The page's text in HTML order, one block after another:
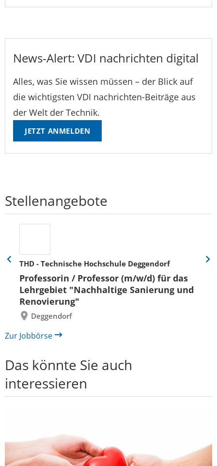
News-Alert: VDI nachrichten digital
Alles, was Sie wissen müssen – der Blick auf
die wichtigsten VDI nachrichten-Beiträge aus
der Welt der Technik.
JETZT ANMELDEN
Stellenangebote
THD - Technische Hochschule Deggendorf
Professorin / Professor (m/w/d) für das
Lehrgebiet "Nachhaltige Sanierung und
Renovierung"
Deggendorf
Eine
zurück
Eine
Zur Jobbörse
Das könnte Sie auch
interessieren